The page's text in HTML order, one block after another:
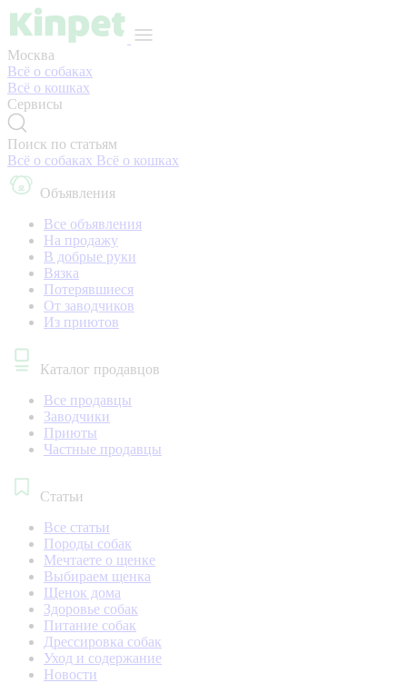
Москва
Всё о собаках
Всё о кошках
Сервисы
Поиск по статьям
Всё о собаках Всё о кошках
Объявления
Все объявления
На продажу
В добрые руки
Вязка
Потерявшиеся
От заводчиков
Из приютов
Каталог продавцов
Все продавцы
Заводчики
Приюты
Частные продавцы
Статьи
Все статьи
Породы собак
Мечтаете о щенке
Выбираем щенка
Щенок дома
Здоровье собак
Питание собак
Дрессировка собак
Уход и содержание
Новости